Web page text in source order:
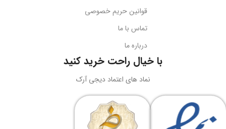
قوانین حریم خصوصی
تماس با ما
درباره ما
با خیال راحت خرید کنید
نماد های اعتماد دیجی آرک